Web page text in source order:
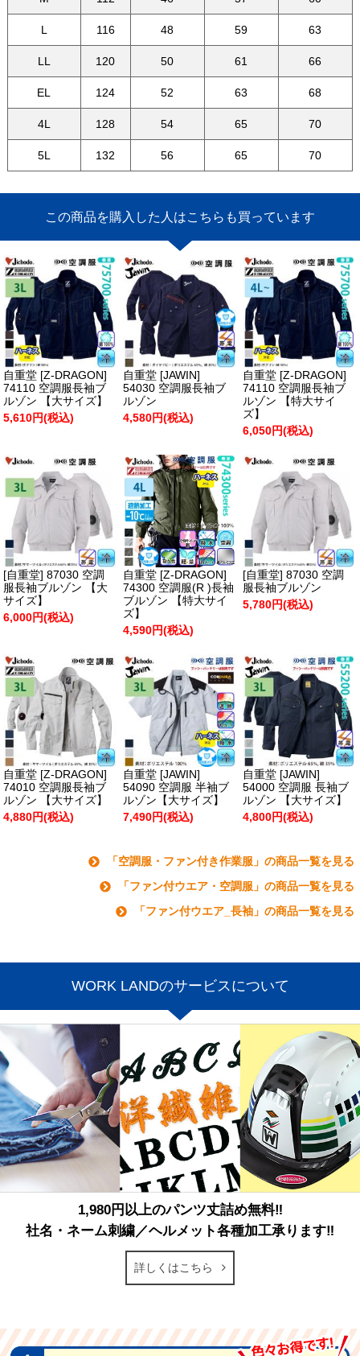
L 116 48 59 63
LL 120 50 61 66
EL 124 52 63 68
4L 128 54 65 70
5L 132 56 65 70
この商品を購入した人はこちらも買っています
自重堂 [Z-DRAGON]
74110 空調服長袖ブ
ルゾン 【大サイズ】
5,610円(税込)
自重堂 [JAWIN]
54030 空調服長袖ブ
ルゾン
4,580円(税込)
自重堂 [Z-DRAGON]
74110 空調服長袖ブ
ルゾン 【特大サイ
ズ】
6,050円(税込)
[自重堂] 87030 空調
服長袖ブルゾン 【大
サイズ】
6,000円(税込)
自重堂 [Z-DRAGON]
74300 空調服(R )長袖
ブルゾン 【特大サイ
ズ】
4,590円(税込)
[自重堂] 87030 空調
服長袖ブルゾン
5,780円(税込)
自重堂 [Z-DRAGON]
74010 空調服長袖ブ
ルゾン 【大サイズ】
4,880円(税込)
自重堂 [JAWIN]
54090 空調服 半袖ブ
ルゾン【大サイズ】
7,490円(税込)
自重堂 [JAWIN]
54000 空調服 長袖ブ
ルゾン 【大サイズ】
4,800円(税込)
「空調服・ファン付き作業服」の商品一覧を見る
「ファン付ウエア・空調服」の商品一覧を見る
「ファン付ウエア_長袖」の商品一覧を見る
WORK LANDのサービスについて
1,980円以上のパンツ丈詰め無料‼
社名・ネーム刺繍／ヘルメット各種加工承ります‼
詳しくはこちら